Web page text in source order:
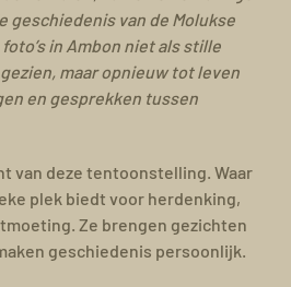
geschiedenis van de Molukse
in Ambon niet als stille
maar opnieuw tot leven
en gesprekken tussen
van deze tentoonstelling. Waar
plek biedt voor herdenking,
Ze brengen gezichten
geschiedenis persoonlijk.